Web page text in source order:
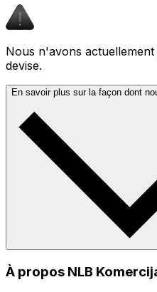
Nous n'avons
devise.
En savoir plus sur la façon dont
À propos NLB